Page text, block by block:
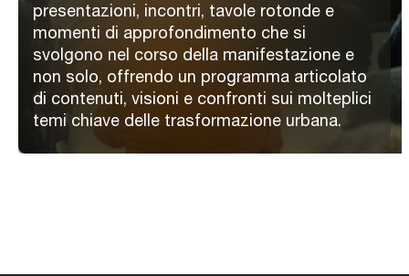
presentazioni, incontri, tavole rotonde e
momenti di approfondimento che si
svolgono nel corso della manifestazione e
non solo, offrendo un programma articolato
di contenuti, visioni e confronti sui molteplici
temi chiave delle trasformazione urbana.